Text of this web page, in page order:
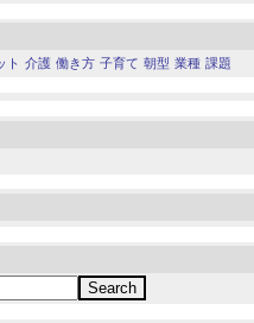
ト 介護 働き方 子育て 朝型 業種 課題